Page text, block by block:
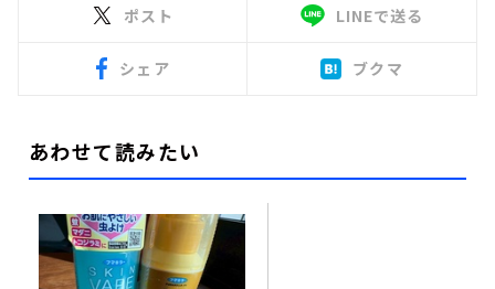
ポスト LINEで送る
シェア ブクマ
あわせて読みたい